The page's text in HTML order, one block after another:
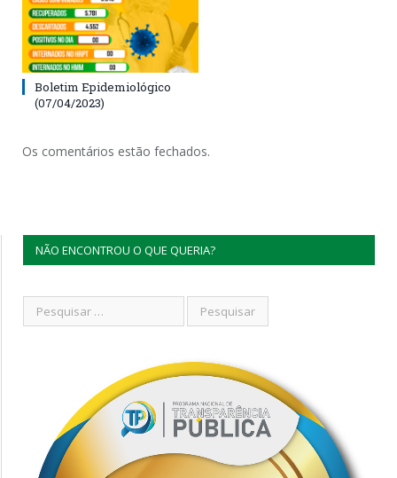
Boletim Epidemiológico
(07/04/2023)
Os comentários estão fechados.
NÃO ENCONTROU O QUE QUERIA?